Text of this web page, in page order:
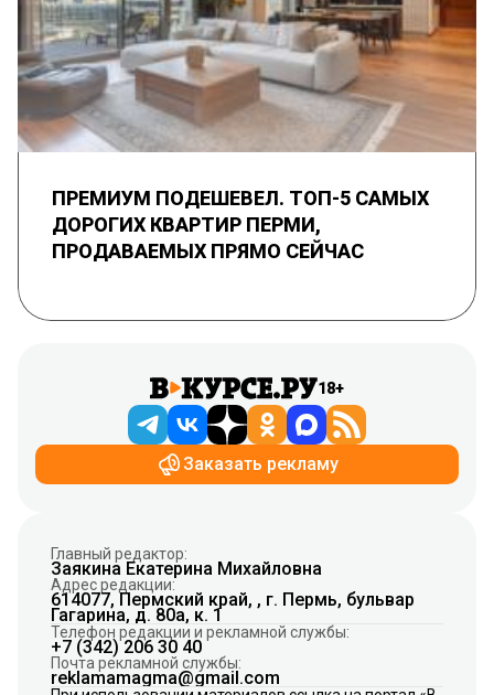
ПРЕМИУМ ПОДЕШЕВЕЛ. ТОП-5 САМЫХ
ДОРОГИХ КВАРТИР ПЕРМИ,
ПРОДАВАЕМЫХ ПРЯМО СЕЙЧАС
18+
Заказать рекламу
Главный редактор:
Заякина Екатерина Михайловна
Адрес редакции:
614077, Пермский край, , г. Пермь, бульвар
Гагарина, д. 80а, к. 1
Телефон редакции и рекламной службы:
+7 (342) 206 30 40
Почта рекламной службы:
reklamamagma@gmail.com